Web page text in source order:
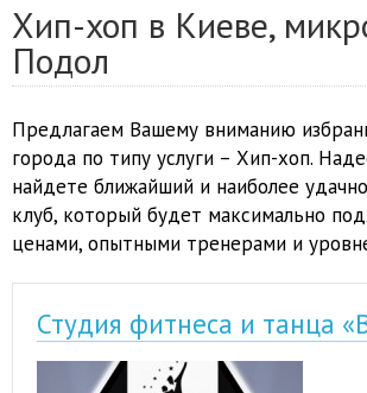
Хип-хоп в Киеве,
Подол
Предлагаем Вашему вниманию
города по типу услуги – Хип-хоп.
найдете ближайший и наиболее
клуб, который будет максимально
ценами, опытными тренерами и
Студия фитнеса и танца